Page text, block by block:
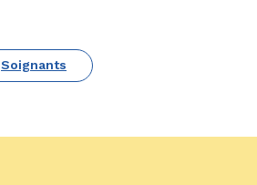
Soignants